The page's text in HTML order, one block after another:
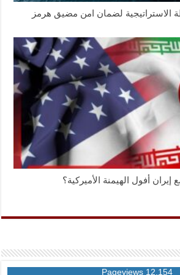
الاستراتيجية لضمان امن مضيق هرمز
أفول الهيمنة الأميركية؟
12,154 Pageviews